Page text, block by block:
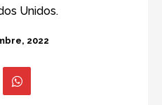
Unidos.
2022